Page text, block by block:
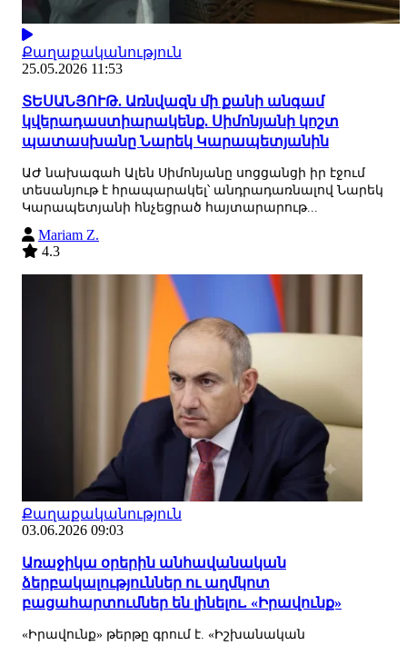
Քաղաքականություն
25.05.2026 11:53
ՏԵՍԱՆՅՈՒԹ. Առնվազն մի քանի անգամ
կվերադաստիարակենք. Սիմոնյանի կոշտ
պատասխանը Նարեկ Կարապետյանին
ԱԺ նախագահ Ալեն Սիմոնյանը սոցցանցի իր էջում
տեսանյութ է հրապարակել՝ անդրադառնալով Նարեկ
Կարապետյանի հնչեցրած հայտարարութ...
Mariam Z.
4.3
Քաղաքականություն
03.06.2026 09:03
Առաջիկա օրերին անհավանական
ձերբակալություններ ու աղմկոտ
բացահարտումներ են լինելու. «Իրավունք»
«Իրավունք» թերթը գրում է. «Իշխանական